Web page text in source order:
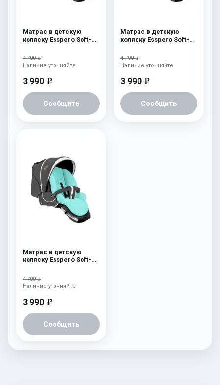
Матрас в детскую
коляску Esspero Soft-
4 700 р
3 990 e
Сообщить
Наличие уточняйте
Матрас в детскую
коляску Esspero Soft-
4 700 р
3 990 e
Сообщить
Наличие уточняйте
Матрас в детскую
коляску Esspero Soft-
4 700 р
3 990 e
Сообщить
Наличие уточняйте